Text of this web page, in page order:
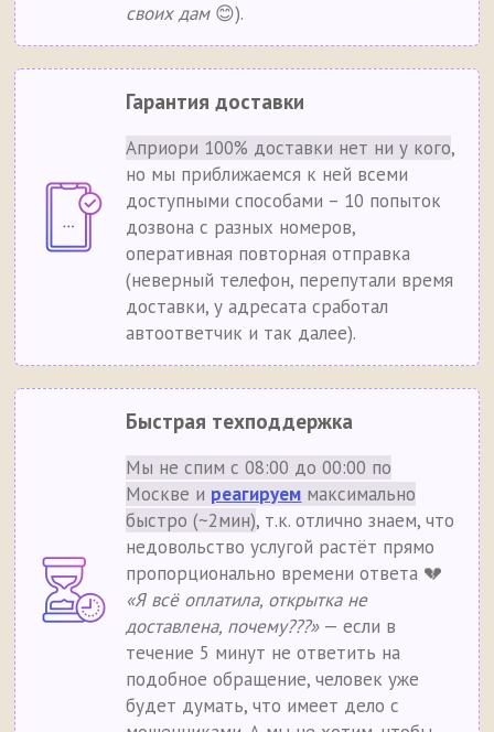
своих дам😊).
Гарантия доставки
Априори 100% доставки нет ни у кого,
но мы приближаемся к ней всеми
доступными способами – 10 попыток
дозвона с разных номеров,
оперативная повторная отправка
(неверный телефон, перепутали время
доставки, у адресата сработал
автоответчик и так далее).
Быстрая техподдержка
Мы не спим с 08:00 до 00:00 по
Москве и реагируем максимально
быстро (~2мин), т.к. отлично знаем, что
недовольство услугой растёт прямо
пропорционально времени ответа 💔
«Я всё оплатила, открытка не
доставлена, почему???»— если в
течение 5 минут не ответить на
подобное обращение, человек уже
будет думать, что имеет дело с